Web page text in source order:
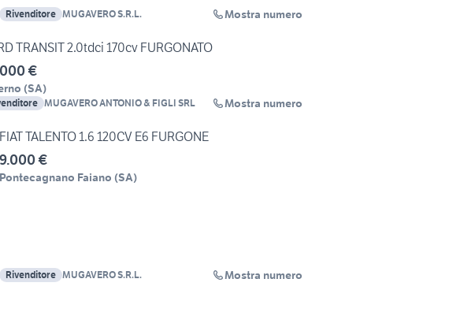
Rivenditore MUGAVERO S.R.L. Mostra numero
TRANSIT 2.0tdci 170cv FURGONATO
€
(SA)
MUGAVERO ANTONIO & FIGLI SRL Mostra numero
FIAT TALENTO 1.6 120CV E6 FURGONE
9.000 €
Pontecagnano Faiano (SA)
Rivenditore MUGAVERO S.R.L. Mostra numero